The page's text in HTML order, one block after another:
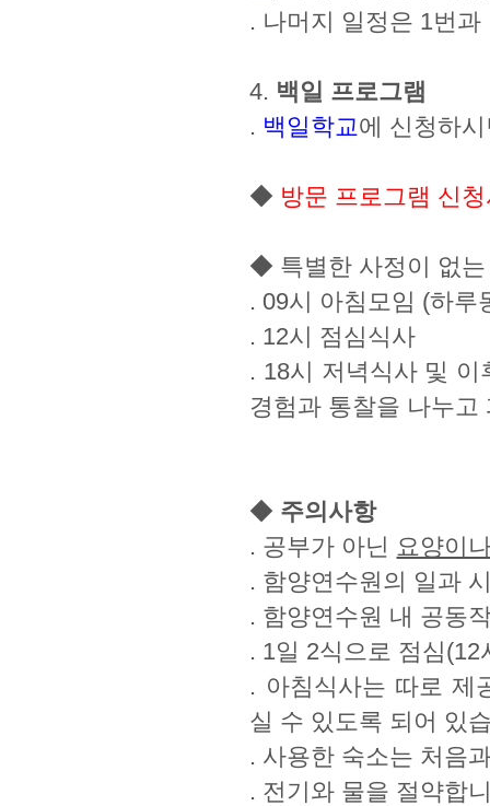
. 나머지 일정은 1번과
4. 백일 프로그램
. 백일학교에 신청하
◆ 방문 프로그램 신
◆ 특별한 사정이 없
. 09시 아침모임 (하
. 12시 점심식사
. 18시 저녁식사 및
경험과 통찰을 나누고
◆ 주의사항
. 공부가 아닌 요양이
. 함양연수원의 일과
. 함양연수원 내 공동
. 1일 2식으로 점심
. 아침식사는 따로 제
실 수 있도록 되어 있
. 사용한 숙소는 처음
. 전기와 물을 절약합